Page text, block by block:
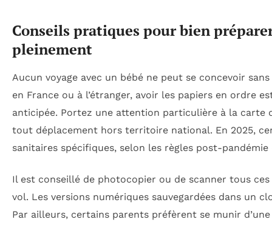
Conseils pratiques pour bien
pleinement
Aucun voyage avec un bébé ne peut se concevoir
en France ou à l’étranger, avoir les papiers en ordre
anticipée. Portez une attention particulière à la carte
tout déplacement hors territoire national. En 2025,
sanitaires spécifiques, selon les règles post-
Il est conseillé de photocopier ou de scanner tous
vol. Les versions numériques sauvegardées dans un
Par ailleurs, certains parents préfèrent se munir